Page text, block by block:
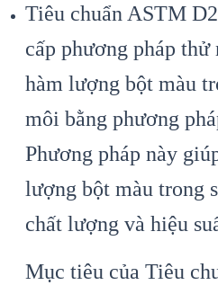
Tiêu chuẩn ASTM
cấp phương pháp
hàm lượng bột màu
môi bằng phương
Phương pháp này
lượng bột màu trong
chất lượng và hiệu
Mục tiêu của Tiêu